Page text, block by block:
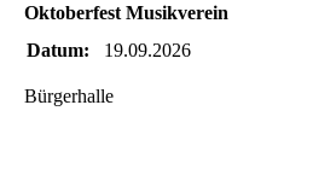
Oktoberfest Musikverein
Datum:
19.09.2026
Bürgerhalle